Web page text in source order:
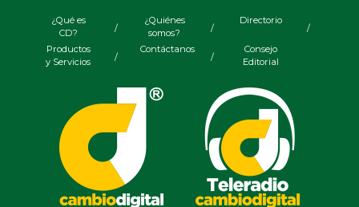
¿Qué es
CD?
/
¿Quiénes
somos?
/
Directorio
/
Productos
y Servicios
/
Contáctanos
/
Consejo
Editorial